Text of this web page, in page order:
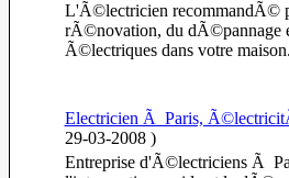
L'Ã©lectricien recommandÃ©
rÃ©novation, du dÃ©pannage
Ã©lectriques dans votre maison.
Electricien Ã Paris,
29-03-2008)
Entreprise d'Ã©lectriciens Ã